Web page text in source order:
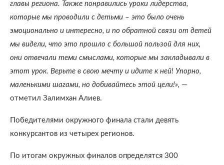
главы региона. Также понравились уроки лидерства,
которые мы проводили с детьми – это было очень
эмоционально и интересно, и по обратной связи от детей
мы видели, что это прошло с большой пользой для них,
они отвечали теми смыслами, которые мы закладывали в
этот урок. Верьте в свою мечту и идите к ней! Упорно,
маленькими шагами, но добивайтесь этой цели!», —
отметил Залимхан Алиев.
Победителями окружного финала стали девять
конкурсантов из четырех регионов.
По итогам окружных финалов определятся 300